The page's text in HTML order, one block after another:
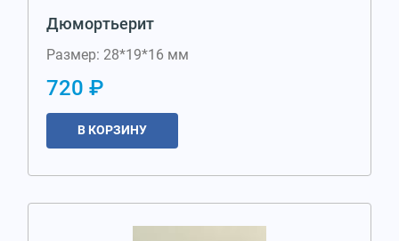
Дюмортьерит
Размер: 28*19*16 мм
720 ₽
В КОРЗИНУ